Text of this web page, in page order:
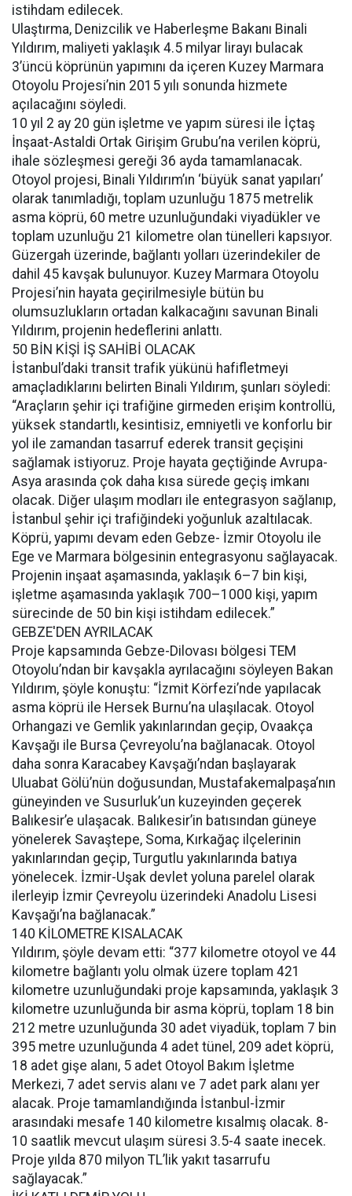
istihdam edilecek.
Ulaştırma, Denizcilik ve Haberleşme Bakanı Binali
Yıldırım, maliyeti yaklaşık 4.5 milyar lirayı bulacak
3’üncü köprünün yapımını da içeren Kuzey Marmara
Otoyolu Projesi’nin 2015 yılı sonunda hizmete
açılacağını söyledi.
10 yıl 2 ay 20 gün işletme ve yapım süresi ile İçtaş
İnşaat-Astaldi Ortak Girişim Grubu’na verilen köprü,
ihale sözleşmesi gereği 36 ayda tamamlanacak.
Otoyol projesi, Binali Yıldırım’ın ‘büyük sanat yapıları’
olarak tanımladığı, toplam uzunluğu 1875 metrelik
asma köprü, 60 metre uzunluğundaki viyadükler ve
toplam uzunluğu 21 kilometre olan tünelleri kapsıyor.
Güzergah üzerinde, bağlantı yolları üzerindekiler de
dahil 45 kavşak bulunuyor. Kuzey Marmara Otoyolu
Projesi’nin hayata geçirilmesiyle bütün bu
olumsuzlukların ortadan kalkacağını savunan Binali
Yıldırım, projenin hedeflerini anlattı.
50 BİN KİŞİ İŞ SAHİBİ OLACAK
İstanbul’daki transit trafik yükünü hafifletmeyi
amaçladıklarını belirten Binali Yıldırım, şunları söyledi:
“Araçların şehir içi trafiğine girmeden erişim kontrollü,
yüksek standartlı, kesintisiz, emniyetli ve konforlu bir
yol ile zamandan tasarruf ederek transit geçişini
sağlamak istiyoruz. Proje hayata geçtiğinde Avrupa-
Asya arasında çok daha kısa sürede geçiş imkanı
olacak. Diğer ulaşım modları ile entegrasyon sağlanıp,
İstanbul şehir içi trafiğindeki yoğunluk azaltılacak.
Köprü, yapımı devam eden Gebze- İzmir Otoyolu ile
Ege ve Marmara bölgesinin entegrasyonu sağlayacak.
Projenin inşaat aşamasında, yaklaşık 6–7 bin kişi,
işletme aşamasında yaklaşık 700–1000 kişi, yapım
sürecinde de 50 bin kişi istihdam edilecek.”
GEBZE'DEN AYRILACAK
Proje kapsamında Gebze-Dilovası bölgesi TEM
Otoyolu’ndan bir kavşakla ayrılacağını söyleyen Bakan
Yıldırım, şöyle konuştu: “İzmit Körfezi’nde yapılacak
asma köprü ile Hersek Burnu’na ulaşılacak. Otoyol
Orhangazi ve Gemlik yakınlarından geçip, Ovaakça
Kavşağı ile Bursa Çevreyolu’na bağlanacak. Otoyol
daha sonra Karacabey Kavşağı’ndan başlayarak
Uluabat Gölü’nün doğusundan, Mustafakemalpaşa’nın
güneyinden ve Susurluk’un kuzeyinden geçerek
Balıkesir’e ulaşacak. Balıkesir’in batısından güneye
yönelerek Savaştepe, Soma, Kırkağaç ilçelerinin
yakınlarından geçip, Turgutlu yakınlarında batıya
yönelecek. İzmir-Uşak devlet yoluna parelel olarak
ilerleyip İzmir Çevreyolu üzerindeki Anadolu Lisesi
Kavşağı’na bağlanacak.”
140 KİLOMETRE KISALACAK
Yıldırım, şöyle devam etti: “377 kilometre otoyol ve 44
kilometre bağlantı yolu olmak üzere toplam 421
kilometre uzunluğundaki proje kapsamında, yaklaşık 3
kilometre uzunluğunda bir asma köprü, toplam 18 bin
212 metre uzunluğunda 30 adet viyadük, toplam 7 bin
395 metre uzunluğunda 4 adet tünel, 209 adet köprü,
18 adet gişe alanı, 5 adet Otoyol Bakım İşletme
Merkezi, 7 adet servis alanı ve 7 adet park alanı yer
alacak. Proje tamamlandığında İstanbul-İzmir
arasındaki mesafe 140 kilometre kısalmış olacak. 8-
10 saatlik mevcut ulaşım süresi 3.5-4 saate inecek.
Proje yılda 870 milyon TL’lik yakıt tasarrufu
sağlayacak.”